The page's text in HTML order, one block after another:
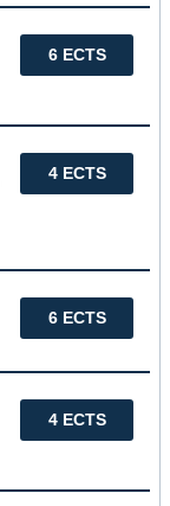
6 ECTS
4 ECTS
6 ECTS
4 ECTS